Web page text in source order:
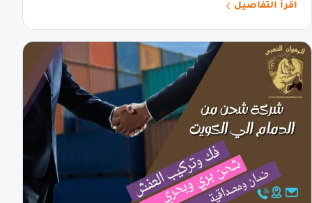
اقرأ التفاصيل